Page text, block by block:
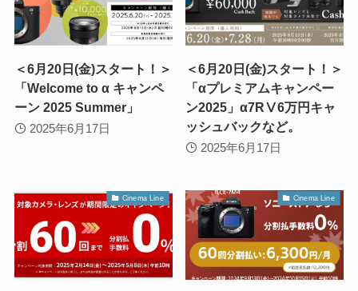
＜6月20日(金)スタート！＞
「Welcome to α キャンペ
ーン 2025 Summer」
2025年6月17日
＜6月20日(金)スタート！＞
「αプレミアムキャンペー
ン2025」α7RⅤ6万円キャ
ッシュバックなど。
2025年6月17日
Cinema Line Cinema Line